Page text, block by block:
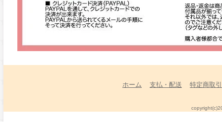
ホーム 支払・配送 特定商取